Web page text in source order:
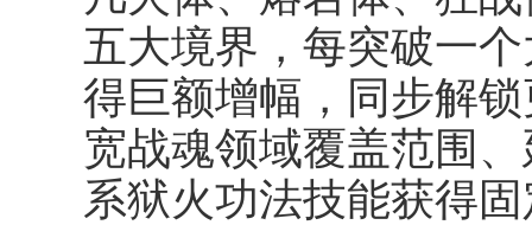
五大境界，每突破一
得巨额增幅，同步解
宽战魂领域覆盖范围
系狱火功法技能获得